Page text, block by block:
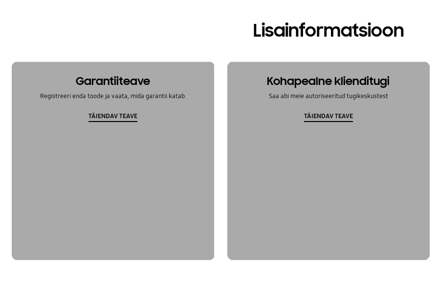
Lisainformatsioon
Garantiiteave
Registreeri enda toode ja vaata, mida garantii katab.
TÄIENDAV TEAVE
Kohapealne klienditugi
Saa abi meie autoriseeritud tugikeskustest
TÄIENDAV TEAVE